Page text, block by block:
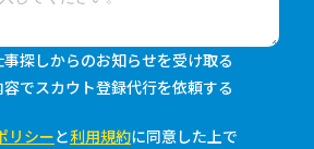
探しからのお知らせを受け取る
でスカウト登録代行を依頼する
リシーと利用規約に同意した上で